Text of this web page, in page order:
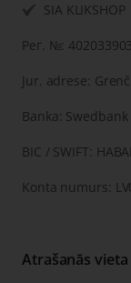
SIA KLIKSHOP
Рег. №:
Jur. adrese:
Banka: Swedbank
BIC / SWIFT:
Konta numurs:
Atrašanās